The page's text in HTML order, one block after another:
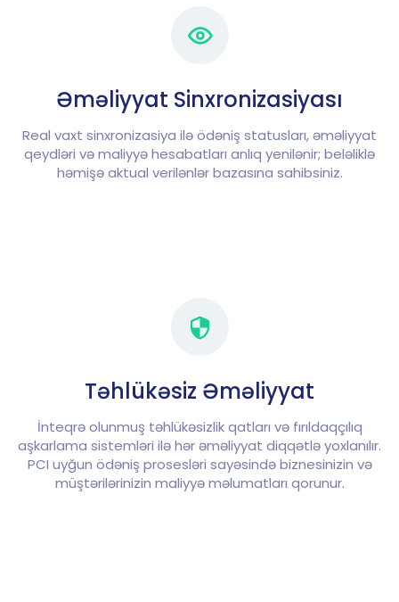
Əməliyyat Sinxronizasiyası
Real vaxt sinxronizasiya ilə ödəniş statusları, əməliyyat
qeydləri və maliyyə hesabatları anlıq yenilənir; beləliklə
həmişə aktual verilənlər bazasına sahibsiniz.
Təhlükəsiz Əməliyyat
İnteqrə olunmuş təhlükəsizlik qatları və fırıldaqçılıq
aşkarlama sistemləri ilə hər əməliyyat diqqətlə yoxlanılır.
PCI uyğun ödəniş prosesləri sayəsində biznesinizin və
müştərilərinizin maliyyə məlumatları qorunur.